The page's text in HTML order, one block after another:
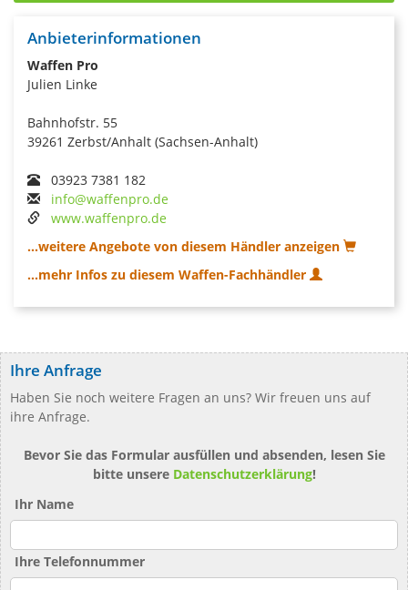
Anbieterinformationen
Waffen Pro
Julien Linke
Bahnhofstr. 55
39261 Zerbst/Anhalt (Sachsen-Anhalt)
03923 7381 182
info@waffenpro.de
www.waffenpro.de
...weitere Angebote von diesem Händler anzeigen
...mehr Infos zu diesem Waffen-Fachhändler
Ihre Anfrage
Haben Sie noch weitere Fragen an uns? Wir freuen uns auf
ihre Anfrage.
Bevor Sie das Formular ausfüllen und absenden, lesen Sie
bitte unsere Datenschutzerklärung!
Ihr Name
Ihre Telefonnummer